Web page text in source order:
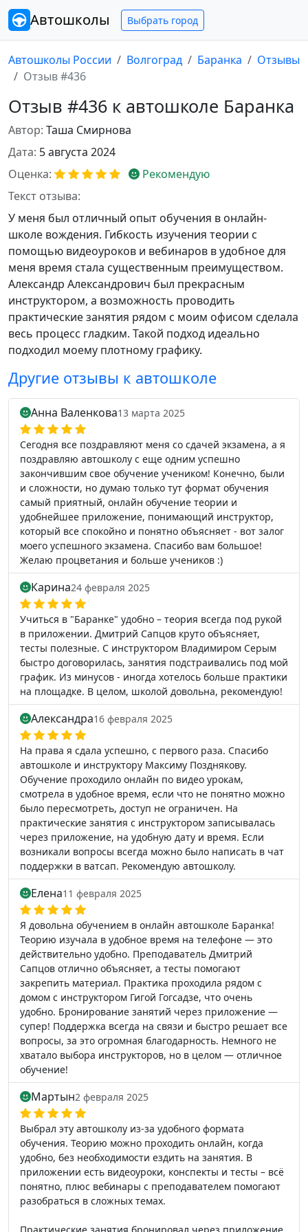
Автошколы Выбрать город
Автошколы России Волгоград Баранка
Отзывы
Отзыв #436
Отзыв #436 к автошколе Баранка
Автор: Таша Смирнова
Дата: 5 августа 2024
Оценка:
Рекомендую
Текст отзыва:
У меня был отличный опыт обучения в онлайн-
школе вождения. Гибкость изучения теории с
помощью видеоуроков и вебинаров в удобное для
меня время стала существенным преимуществом.
Александр Александрович был прекрасным
инструктором, а возможность проводить
практические занятия рядом с моим офисом сделала
весь процесс гладким. Такой подход идеально
подходил моему плотному графику.
Другие отзывы к автошколе
Анна Валенкова13 марта 2025
Сегодня все поздравляют меня со сдачей экзамена, а я
поздравляю автошколу с еще одним успешно
закончившим свое обучение учеником! Конечно, были
и сложности, но думаю только тут формат обучения
самый приятный, онлайн обучение теории и
удобнейшее приложение, понимающий инструктор,
который все спокойно и понятно объясняет - вот залог
моего успешного экзамена. Спасибо вам большое!
Желаю процветания и больше учеников :)
Карина24 февраля 2025
Учиться в "Баранке" удобно – теория всегда под рукой
в приложении. Дмитрий Сапцов круто объясняет,
тесты полезные. С инструктором Владимиром Серым
быстро договорилась, занятия подстраивались под мой
график. Из минусов - иногда хотелось больше практики
на площадке. В целом, школой довольна, рекомендую!
Александра16 февраля 2025
На права я сдала успешно, с первого раза. Спасибо
автошколе и инструктору Максиму Позднякову.
Обучение проходило онлайн по видео урокам,
смотрела в удобное время, если что не понятно можно
было пересмотреть, доступ не ограничен. На
практические занятия с инструктором записывалась
через приложение, на удобную дату и время. Если
возникали вопросы всегда можно было написать в чат
поддержки в ватсап. Рекомендую автошколу.
Елена11 февраля 2025
Я довольна обучением в онлайн автошколе Баранка!
Теорию изучала в удобное время на телефоне — это
действительно удобно. Преподаватель Дмитрий
Сапцов отлично объясняет, а тесты помогают
закрепить материал. Практика проходила рядом с
домом с инструктором Гигой Гогсадзе, что очень
удобно. Бронирование занятий через приложение —
супер! Поддержка всегда на связи и быстро решает все
вопросы, за это огромная благодарность. Немного не
хватало выбора инструкторов, но в целом — отличное
обучение!
Мартын2 февраля 2025
Выбрал эту автошколу из-за удобного формата
обучения. Теорию можно проходить онлайн, когда
удобно, без необходимости ездить на занятия. В
приложении есть видеоуроки, конспекты и тесты – всё
понятно, плюс вебинары с преподавателем помогают
разобраться в сложных темах.